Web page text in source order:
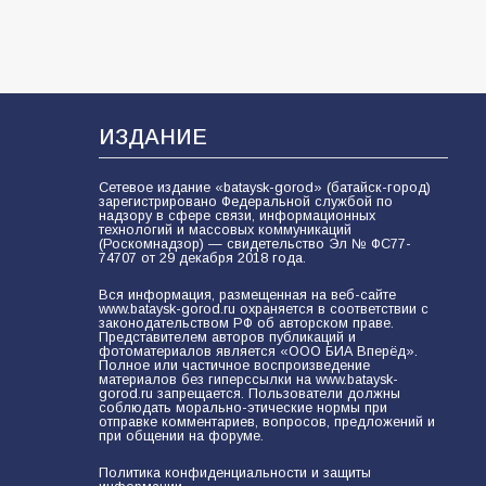
ИЗДАНИЕ
Сетевое издание «bataysk-gorod» (батайск-город)
зарегистрировано Федеральной службой по
надзору в сфере связи, информационных
технологий и массовых коммуникаций
(Роскомнадзор) — свидетельство Эл № ФС77-
74707 от 29 декабря 2018 года.
Вся информация, размещенная на веб-сайте
www.bataysk-gorod.ru охраняется в соответствии с
законодательством РФ об авторском праве.
Представителем авторов публикаций и
фотоматериалов является «ООО БИА Вперёд».
Полное или частичное воспроизведение
материалов без гиперссылки на www.bataysk-
gorod.ru запрещается. Пользователи должны
соблюдать морально-этические нормы при
отправке комментариев, вопросов, предложений и
при общении на форуме.
Политика конфиденциальности и защиты